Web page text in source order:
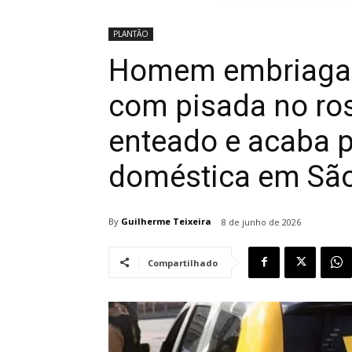
PLANTÃO
Homem
com pisada no
enteado e acaba
doméstica em
By Guilherme Teixeira 8 de junho de 2026
Compartilhado